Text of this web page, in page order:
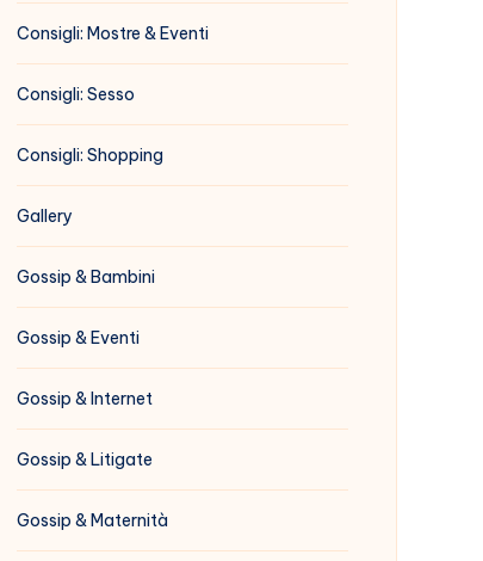
Consigli: Mostre & Eventi
Consigli: Sesso
Consigli: Shopping
Gallery
Gossip & Bambini
Gossip & Eventi
Gossip & Internet
Gossip & Litigate
Gossip & Maternità